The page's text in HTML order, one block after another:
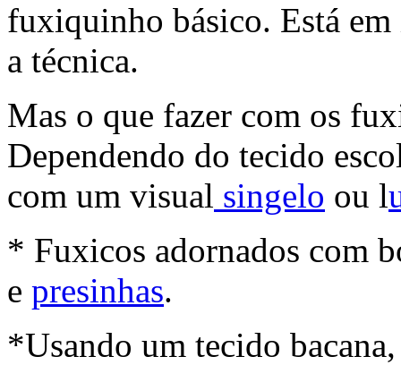
fuxiquinho básico. Está
a técnica.
Mas o que fazer com os
Dependendo do tecido
com um visual singelo ou l
* Fuxicos adornados com
e presinhas.
*Usando um tecido